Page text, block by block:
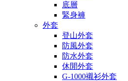
底層
緊身褲
外套
登山外套
防風外套
防水外套
休閒外套
G-1000襯衫外套